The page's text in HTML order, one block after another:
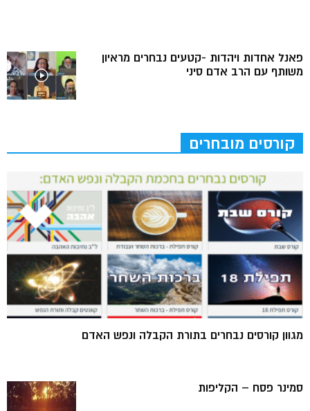
פאנל אחדות ויהדות -קטעים נבחרים מראיון
משותף עם הרב אדם סיני
קורסים מובחרים
מגוון קורסים נבחרים בתורת הקבלה ונפש האדם
סמינר פסח – הקליפות